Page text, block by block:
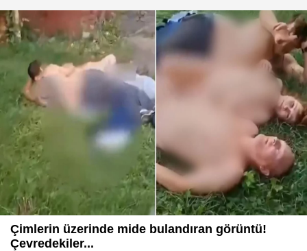
Çimlerin üzerinde mide bulandıran görüntü!
Çevredekiler...